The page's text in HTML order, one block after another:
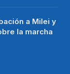
a Milei y
la marcha